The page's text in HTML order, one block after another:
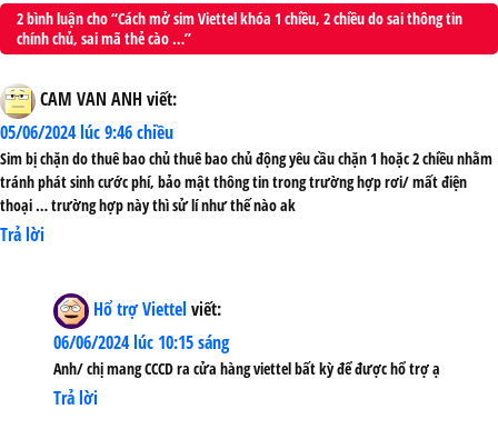
2 bình luận cho “Cách mở sim Viettel khóa 1 chiều, 2 chiều do sai thông tin
chính chủ, sai mã thẻ cào …”
CAM VAN ANH viết:
05/06/2024 lúc 9:46 chiều
Sim bị chặn do thuê bao chủ thuê bao chủ động yêu cầu chặn 1 hoặc 2 chiều nhằm
tránh phát sinh cước phí, bảo mật thông tin trong trường hợp rơi/ mất điện
thoại … trường hợp này thì sử lí như thế nào ak
Trả lời
Hổ trợ Viettel viết:
06/06/2024 lúc 10:15 sáng
Anh/ chị mang CCCD ra cửa hàng viettel bất kỳ để được hổ trợ ạ
Trả lời